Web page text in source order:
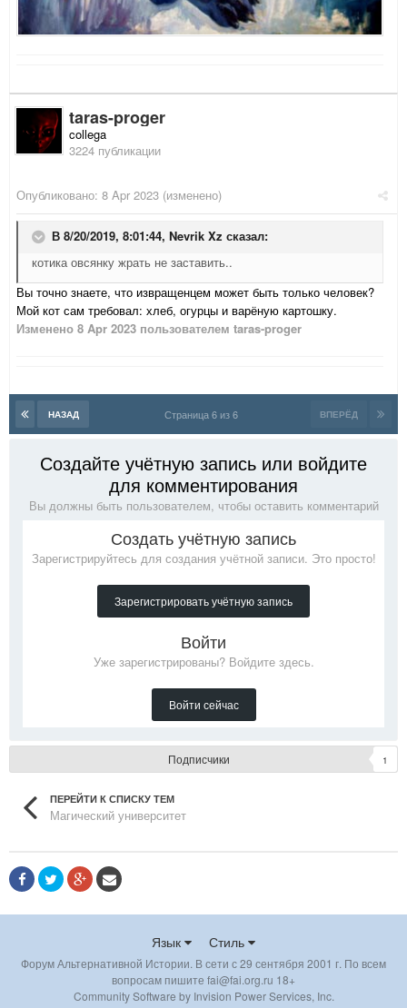
taras-proger
collega
3224 публикации
Опубликовано: 8 Apr 2023 (изменено)
В 8/20/2019, 8:01:44, Nevrik Xz сказал:
котика овсянку жрать не заставить..
Вы точно знаете, что извращенцем может быть только человек?
Мой кот сам требовал: хлеб, огурцы и варёную картошку.
Изменено 8 Apr 2023 пользователем taras-proger
НАЗАД ВПЕРЁД
Страница 6 из 6
Создайте учётную запись или войдите
для комментирования
Вы должны быть пользователем, чтобы оставить комментарий
Создать учётную запись
Зарегистрируйтесь для создания учётной записи. Это просто!
Зарегистрировать учётную запись
Войти
Уже зарегистрированы? Войдите здесь.
Войти сейчас
Подписчики 1
ПЕРЕЙТИ К СПИСКУ ТЕМ
Магический университет
Язык Стиль
Форум Альтернативной Истории. В сети с 29 сентября 2001 г. По всем
вопросам пишите fai@fai.org.ru 18+
Community Software by Invision Power Services, Inc.